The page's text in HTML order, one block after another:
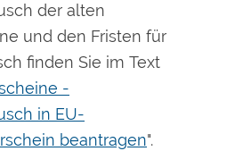
der alten
und den Fristen für
finden Sie im Text
-
in EU-
beantragen".